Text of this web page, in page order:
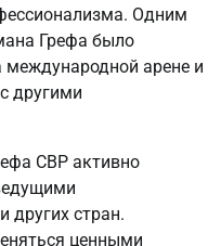
Одним
Грефа было
международной арене и
другими
СВР активно
других стран.
ценными